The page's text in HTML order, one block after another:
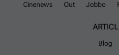
Cinenews
Out Jobbo
Blog